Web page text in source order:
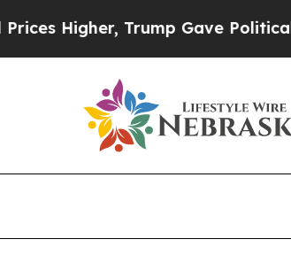
Gave Politically Connected